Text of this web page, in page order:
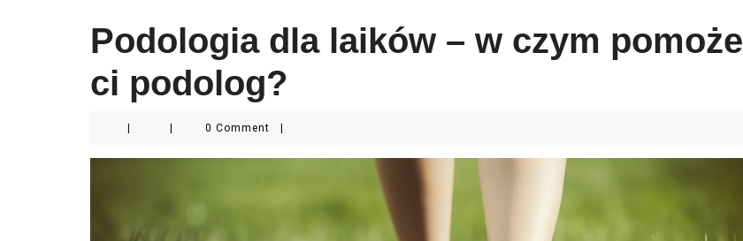
Podologia dla laików – w czym pomoże
ci podolog?
0 Comment